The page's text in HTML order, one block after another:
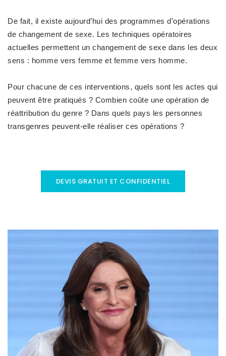
De fait, il existe aujourd’hui des programmes d’opérations
de changement de sexe. Les techniques opératoires
actuelles permettent un changement de sexe dans les deux
sens : homme vers femme et femme vers homme.
Pour chacune de ces interventions, quels sont les actes qui
peuvent être pratiqués ? Combien coûte une opération de
réattribution du genre ? Dans quels pays les personnes
transgenres peuvent-elle réaliser ces opérations ?
DEVIS GRATUIT ET CONFIDENTIEL